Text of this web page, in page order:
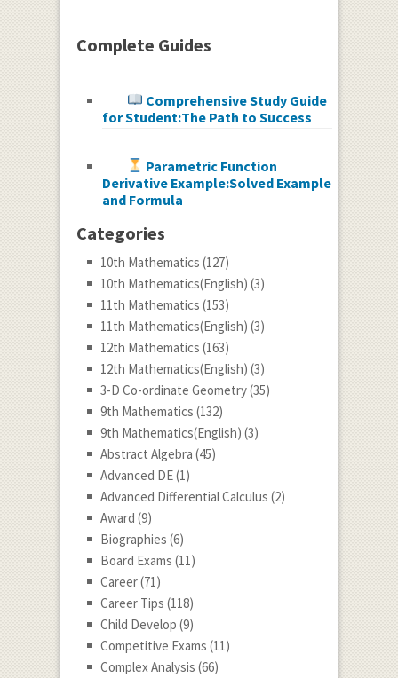
Complete Guides
Comprehensive Study Guide
for Student:The Path to Success
Parametric Function
Derivative Example:Solved Example
and Formula
Categories
10th Mathematics (127)
10th Mathematics(English) (3)
11th Mathematics (153)
11th Mathematics(English) (3)
12th Mathematics (163)
12th Mathematics(English) (3)
3-D Co-ordinate Geometry(35)
9th Mathematics (132)
9th Mathematics(English) (3)
Abstract Algebra (45)
Advanced DE(1)
Advanced Differential Calculus (2)
Award (9)
Biographies (6)
Board Exams (11)
Career(71)
Career Tips (118)
Child Develop (9)
Competitive Exams (11)
Complex Analysis (66)